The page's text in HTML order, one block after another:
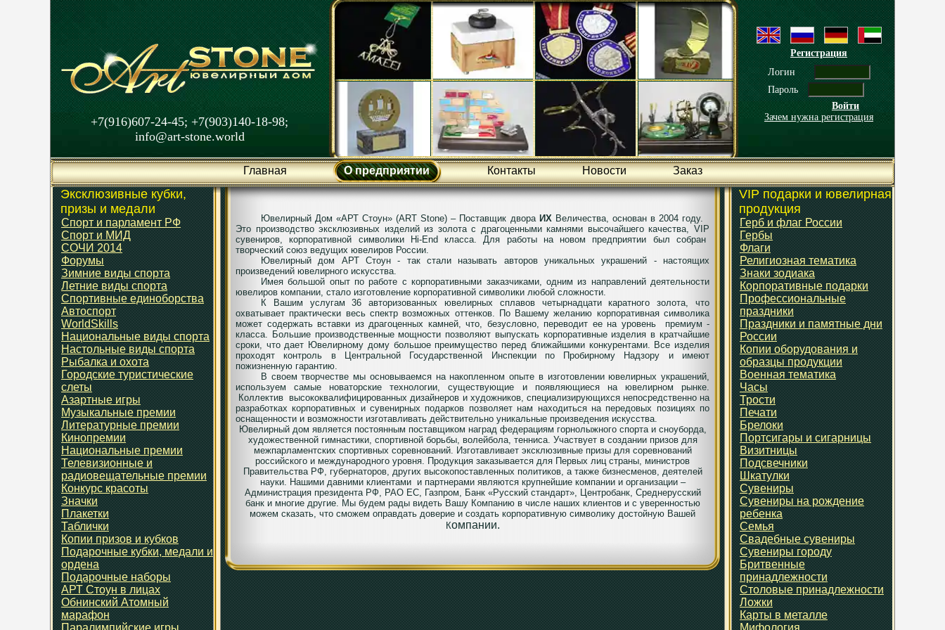
Регистрация
Логин
Пароль
Войти
Зачем нужна регистрация
+7(916)607-24-45; +7(903)140-18-98;
info@art-stone.world
Главная О предприятии Контакты Новости Заказ
Эксклюзивные кубки,
призы и медали
Спорт и парламент РФ
Спорт и МИД
СОЧИ 2014
Форумы
Зимние виды спорта
Летние виды спорта
Спортивные единоборства
Автоспорт
WorldSkills
Национальные виды спорта
Настольные виды спорта
Рыбалка и охота
Городские туристические
слеты
Азартные игры
Музыкальные премии
Литературные премии
Кинопремии
Национальные премии
Телевизионные и
радиовещательные премии
Конкурс красоты
Значки
Плакетки
Таблички
Копии призов и кубков
Подарочные кубки, медали и
ордена
Подарочные наборы
АРТ Стоун в лицах
Обнинский Атомный
марафон
Паралимпийские игры
Ювелирный Дом «АРТ Стоун» (ART Stone) – Поставщик двора ИХВеличества, основан в 2004 году.
Это производство эксклюзивных изделий из золота с драгоценными камнями высочайшего качества, VIP
сувениров, корпоративной символики
Hi-End класса. Для работы на новом предприятии был собран
творческий союз ведущих ювелиров России.
Ювелирный дом АРТ Стоун - так стали называть авторов уникальных украшений - настоящих
произведений ювелирного искусства.
Имея большой опыт по работе с корпоративными заказчиками, одним из направлений деятельности
ювелиров компании, стало изготовление корпоративной символики любой сложности.
К Вашим услугам 36 авторизованных ювелирных сплавов четырнадцати каратного золота, что
охватывает практически весь спектр возможных оттенков. По Вашему желанию корпоративная символика
может содержать вставки из драгоценных камней, что, безусловно, переводит ее на уровень
премиум -
класса. Большие производственные мощности позволяют выпускать корпоративные изделия в кратчайшие
сроки, что дает Ювелирному дому большое преимущество перед ближайшими конкурентами. Все изделия
проходят контроль в Центральной Государственной Инспекции по Пробирному Надзору и имеют
пожизненную гарантию.
В своем творчестве мы основываемся на накопленном опыте в изготовлении ювелирных украшений,
используем самые новаторские технологии, существующие и появляющиеся на ювелирном рынке.
Коллектив высококвалифицированных дизайнеров и художников, специализирующихся непосредственно на
разработках корпоративных и сувенирных подарков позволяет нам находиться на передовых позициях по
оснащенности и возможности изготавливать действительно уникальные произведения искусства.
Ювелирный дом является постоянным поставщиком наград федерациям горнолыжного спорта и сноуборда,
художественной гимнастики, спортивной борьбы, волейбола, тенниса. Участвует в создании призов для
межпарламентских спортивных соревнований. Изготавливает эксклюзивные призы для соревнований
российского и международного уровня. Продукция заказывается для Первых лиц страны, министров
Правительства РФ, губернаторов, других высокопоставленных политиков, а также бизнесменов, деятелей
науки. Нашими давними клиентами
и партнерами являются крупнейшие компании и организации –
Администрация президента РФ, РАО ЕС, Газпром, Банк «Русский стандарт», Центробанк, Среднерусский
банк и многие другие. Мы будем рады видеть Вашу Компанию в числе наших клиентов и с уверенностью
можем сказать, что сможем оправдать доверие и создать корпоративную символику достойную Вашей
Компании.
VIP подарки и ювелирная
продукция
Герб и флаг России
Гербы
Флаги
Религиозная тематика
Знаки зодиака
Корпоративные подарки
Профессиональные
праздники
Праздники и памятные дни
России
Копии оборудования и
образцы продукции
Военная тематика
Часы
Трости
Печати
Брелоки
Портсигары и сигарницы
Визитницы
Подсвечники
Шкатулки
Сувениры
Сувениры на рождение
ребенка
Семья
Свадебные сувениры
Сувениры городу
Бритвенные
принадлежности
Столовые принадлежности
Ложки
Карты в металле
Мифология